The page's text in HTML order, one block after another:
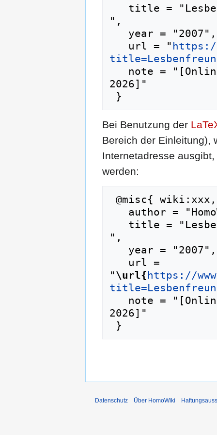
",
   url = "
https://
2026]"
Bei Benutzung der
Bereich der Einleitung),
Internetadresse
werden:
",
"\url{ https://
2026]"
Datenschutz Über HomoWiki